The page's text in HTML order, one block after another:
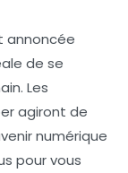
annoncée
de se
Les
agiront de
numérique
pour vous